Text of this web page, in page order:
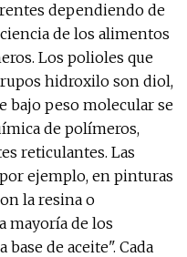
dependiendo de
de los alimentos
Los polioles que
hidroxilo son diol,
bajo peso molecular se
de polímeros,
reticulantes. Las
ejemplo, en pinturas
la resina o
mayoría de los
de aceite". Cada